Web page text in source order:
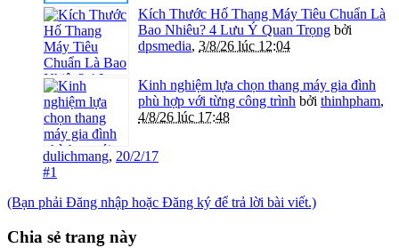
Kích Thước Hố Thang Máy Tiêu Chuẩn Là
Bao Nhiêu? 4 Lưu Ý Quan Trọng bởi
dpsmedia, 3/8/26 lúc 12:04
Kinh nghiệm lựa chọn thang máy gia đình
phù hợp với từng công trình bởi thinhpham,
4/8/26 lúc 17:48
dulichmang, 20/2/17
#1
(Bạn phải Đăng nhập hoặc Đăng ký để trả lời bài viết.)
Chia sẻ trang này